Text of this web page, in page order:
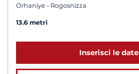
Orhaniye - Rogosnizza
13.6 metri
Inserisci le date